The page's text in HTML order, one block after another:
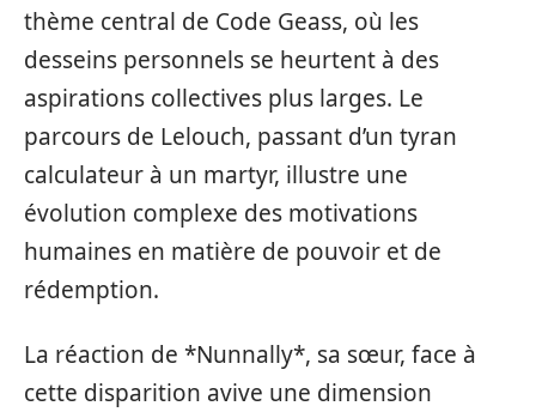
thème central de Code Geass, où les
desseins personnels se heurtent à des
aspirations collectives plus larges. Le
parcours de Lelouch, passant d’un tyran
calculateur à un martyr, illustre une
évolution complexe des motivations
humaines en matière de pouvoir et de
rédemption.
La réaction de *Nunnally*, sa sœur, face à
cette disparition avive une dimension